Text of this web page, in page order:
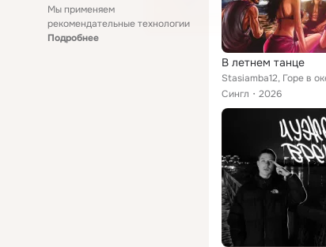
Мы применяем
рекомендательные технологии
Подробнее
В летнем танце
Stasiamba12, Горе в
Сингл
2026